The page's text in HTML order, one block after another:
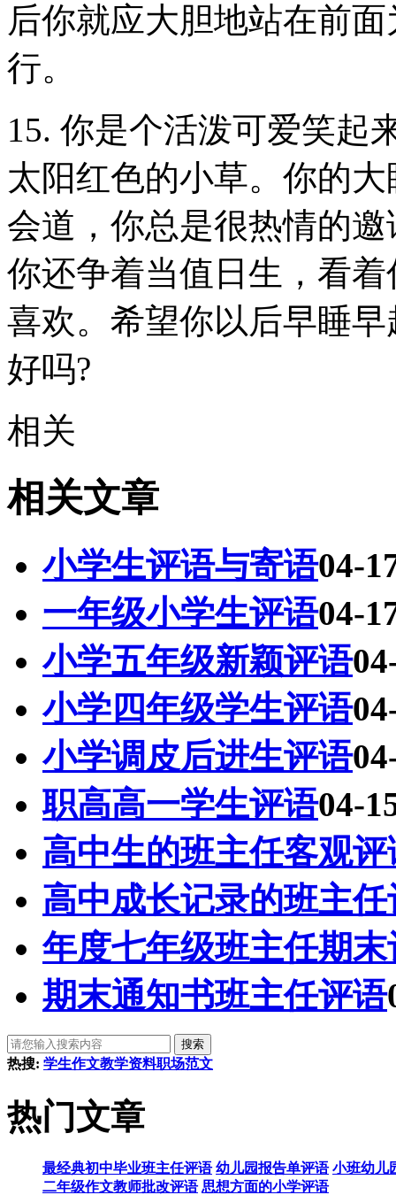
后你就应大胆地站在前
行。
15. 你是个活泼可爱笑起
太阳红色的小草。你的
会道，你总是很热情的
你还争着当值日生，看
喜欢。希望你以后早睡
好吗?
相关
相关文章
小学生评语与寄语04-
一年级小学生评语04-
小学五年级新颖评语
小学四年级学生评语
小学调皮后进生评语
职高高一学生评语04-
高中生的班主任客观评
高中成长记录的班主任
年度七年级班主任期末
期末通知书班主任评语
热搜: 学生作文教学资料职场范文
热门文章
最经典初中毕业班主任评语 幼儿园报告单评语 小班幼儿
二年级作文教师批改评语 思想方面的小学评语